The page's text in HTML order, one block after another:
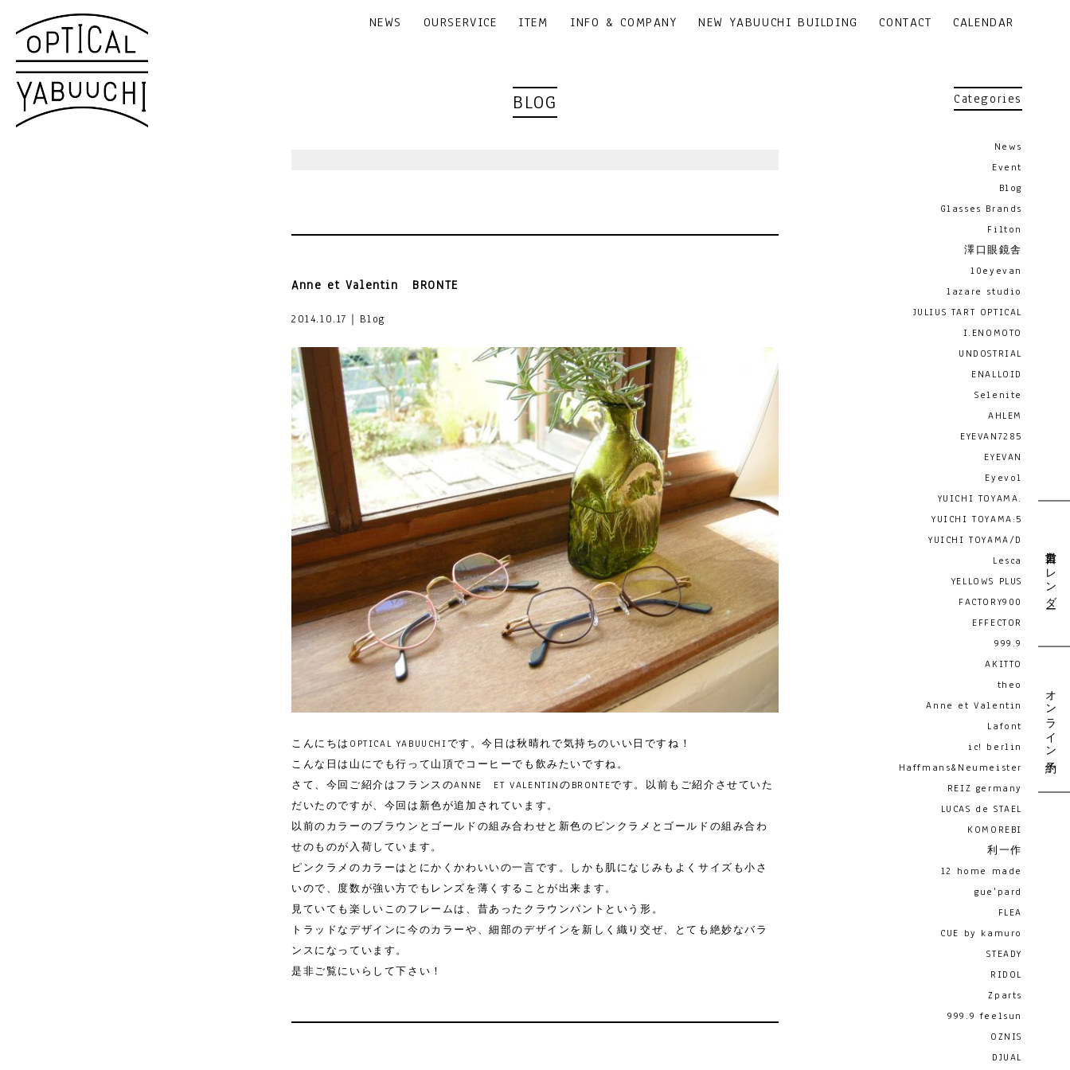
NEWS OURSERVICE ITEM INFO & COMPANY NEW YABUUCHI BUILDING CONTACT CALENDAR
BLOG
Anne et Valentin BRONTE
2014.10.17｜Blog
こんにちはOPTICAL YABUUCHIです。今日は秋晴れで気持ちのいい日ですね！
こんな日は山にでも行って山頂でコーヒーでも飲みたいですね。
さて、今回ご紹介はフランスのANNE ET VALENTINのBRONTEです。以前もご紹介させていた
だいたのですが、今回は新色が追加されています。
以前のカラーのブラウンとゴールドの組み合わせと新色のピンクラメとゴールドの組み合わ
せのものが入荷しています。
ピンクラメのカラーはとにかくかわいいの一言です。しかも肌になじみもよくサイズも小さ
いので、度数が強い方でもレンズを薄くすることが出来ます。
見ていても楽しいこのフレームは、昔あったクラウンパントという形。
トラッドなデザインに今のカラーや、細部のデザインを新しく織り交ぜ、とても絶妙なバラ
ンスになっています。
是非ご覧にいらして下さい！
Categories
News
Event
Blog
Glasses Brands
Filton
澤口眼鏡舎
10eyevan
lazare studio
JULIUS TART OPTICAL
I.ENOMOTO
UNDOSTRIAL
ENALLOID
Selenite
AHLEM
EYEVAN7285
EYEVAN
Eyevol
YUICHI TOYAMA.
YUICHI TOYAMA:5
YUICHI TOYAMA/D
Lesca
YELLOWS PLUS
FACTORY900
EFFECTOR
999.9
AKITTO
theo
Anne et Valentin
Lafont
ic! berlin
Haffmans&Neumeister
REIZ germany
LUCAS de STAEL
KOMOREBI
利一作
12 home made
gue'pard
FLEA
CUE by kamuro
STEADY
RIDOL
Zparts
999.9 feelsun
OZNIS
DJUAL
営業日カレンダー
オンライン予約